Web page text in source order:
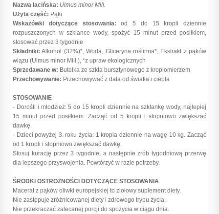
Nazwa łacińska: Ulmus minor Mill.
Użyta część: Pąki
Wskazówki dotyczące stosowania:od 5 do 15 kropli dziennie
rozpuszczonych w szklance wody, spożyć 15 minut przed posiłkiem,
stosować przez 3 tygodnie
Składniki: Alkohol (32%)*, Woda, Gliceryna roślinna*, Ekstrakt z pąków
wiązu (Ulmus minor Mill.), *z upraw ekologicznych
Sprzedawane w: Butelka ze szkła bursztynowego z kroplomierzem
Przechowywanie: Przechowywać z dala od światła i ciepła
STOSOWANIE
- Dorośli i młodzież: 5 do 15 kropli dziennie na szklankę wody, najlepiej
15 minut przed posiłkiem. Zacząć od 5 kropli i stopniowo zwiększać
dawkę.
- Dzieci powyżej 3. roku życia: 1 kropla dziennie na wagę 10 kg. Zacząć
od 1 kropli i stopniowo zwiększać dawkę.
Stosuj kurację przez 3 tygodnie, a następnie zrób tygodniową przerwę
dla lepszego przyswojenia. Powtórzyć w razie potrzeby.
ŚRODKI OSTROŻNOŚCI DOTYCZĄCE STOSOWANIA
Macerat z pąków oliwki europejskiej to ziołowy suplement diety.
Nie zastępuje zróżnicowanej diety i zdrowego trybu życia.
Nie przekraczać zalecanej porcji do spożycia w ciągu dnia.